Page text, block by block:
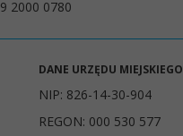
2000 0780
DANE URZĘDU MIEJSKIEGO
NIP: 826-14-30-904
REGON: 000 530 577